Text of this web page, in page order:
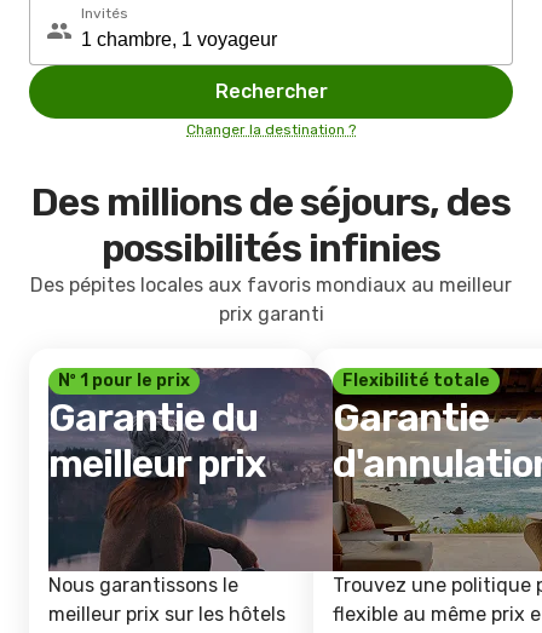
Invités
Rechercher
Changer la destination ?
Des millions de séjours, des
possibilités infinies
Des pépites locales aux favoris mondiaux au meilleur
prix garanti
Nº 1 pour le prix
Garantie du
meilleur prix
Nous garantissons le
meilleur prix sur les hôtels
Flexibilité totale
Garantie
Trouvez une politique
flexible au même prix